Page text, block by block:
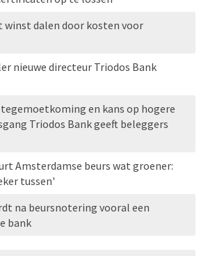
winst dalen door kosten voor
nieuwe directeur Triodos Bank
en kans op hogere
Triodos Bank geeft beleggers
Amsterdamse beurs wat groener:
tussen'
na beursnotering vooral een
bank